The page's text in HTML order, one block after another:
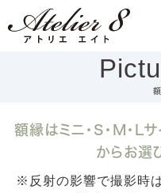
額縁はミニ・S・M・L
からお選
※反射の影響で撮影時